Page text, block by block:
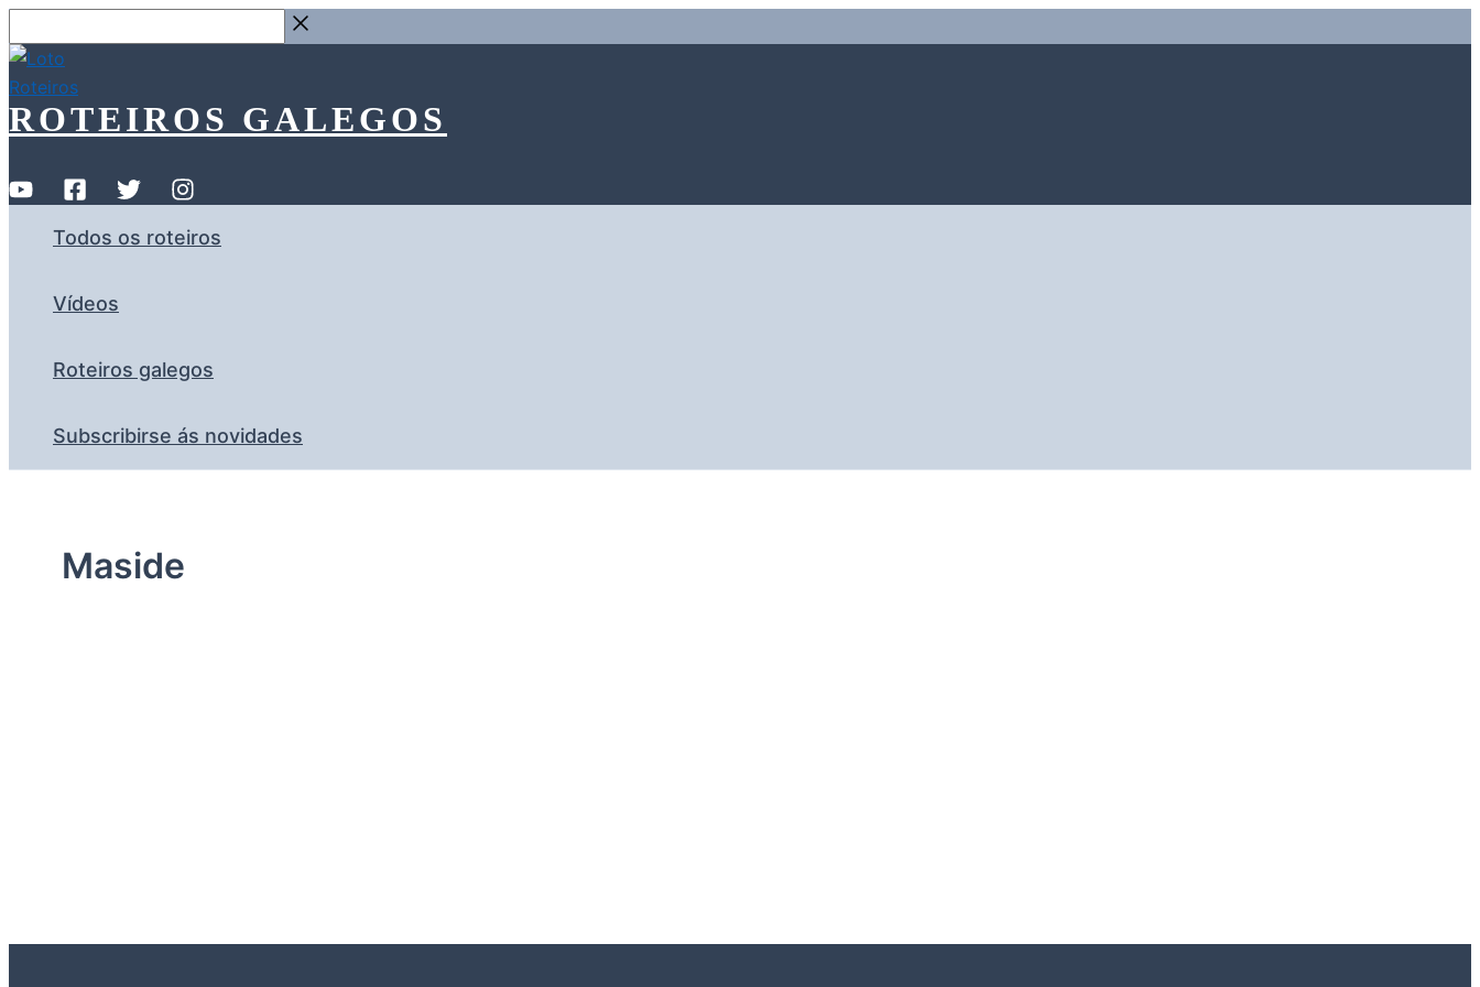
ao
contido
…
ROTEIROS GALEGOS
Todos os roteiros
Vídeos
Roteiros galegos
Subscribirse ás novidades
Maside